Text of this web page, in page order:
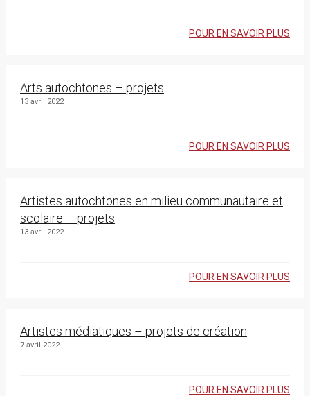
POUR EN SAVOIR PLUS
Arts autochtones – projets
13 avril 2022
POUR EN SAVOIR PLUS
Artistes autochtones en milieu communautaire et
scolaire – projets
13 avril 2022
POUR EN SAVOIR PLUS
Artistes médiatiques – projets de création
7 avril 2022
POUR EN SAVOIR PLUS